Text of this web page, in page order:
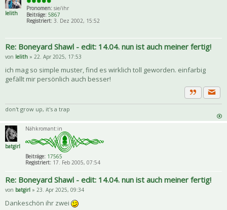
lelith
Pronomen: sie/ihr
Beiträge: 5867
Registriert: 3. Dez 2002, 15:52
Re: Boneyard Shawl - edit: 14.04. nun ist auch meiner fertig!
von lelith » 22. Apr 2025, 17:53
ich mag so simple muster, find es wirklich toll geworden. einfarbig
gefällt mir persönlich auch besser!
Zitat
don't grow up, it's a trap
batgirl
Nähkromant:in
Beiträge: 17565
Registriert: 17. Feb 2005, 07:54
Re: Boneyard Shawl - edit: 14.04. nun ist auch meiner fertig!
von batgirl » 23. Apr 2025, 09:34
Dankeschön ihr zwei